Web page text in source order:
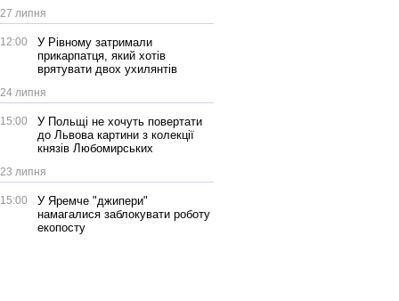
27 липня
12:00
У Рівному затримали
прикарпатця, який хотів
врятувати двох ухилянтів
24 липня
15:00
У Польщі не хочуть повертати
до Львова картини з колекції
князів Любомирських
23 липня
15:00
У Яремче "джипери"
намагалися заблокувати роботу
екопосту